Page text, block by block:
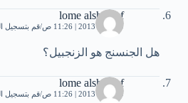
lome alshareef
29 مايو، 2013 | 11:26 ص قم بتسجيل
هل الجنسنج هو الزنجبيل؟
lome alshareef
29 مايو، 2013 | 11:26 ص قم بتسجيل